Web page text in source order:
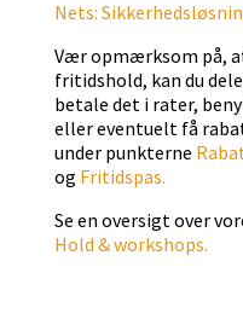
Nets:
Vær opmærksom på,
fritidshold, kan du
betale det i rater,
eller eventuelt få
under punkterne
og Fritidspas.
Se en oversigt over
Hold & workshops.